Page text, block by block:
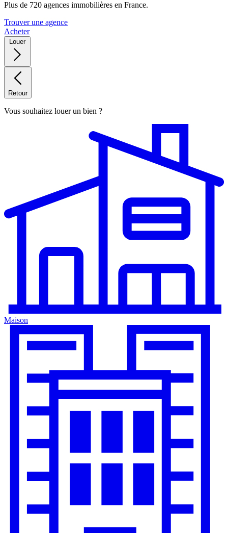
Plus de 720 agences immobilières en France.
Trouver une agence
Acheter
Louer
Retour
Vous souhaitez louer un bien ?
Maison